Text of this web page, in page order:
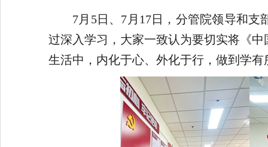
7月5日、7月17日，分管院领导和
过深入学习，大家一致认为要切实将《
生活中，内化于心、外化于行，做到学